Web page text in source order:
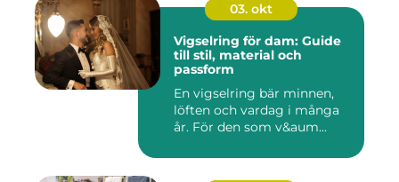
03. okt
Vigselring för dam: Guide
till stil, material och
passform
En vigselring bär minnen,
löften och vardag i många
år. För den som v&aum...